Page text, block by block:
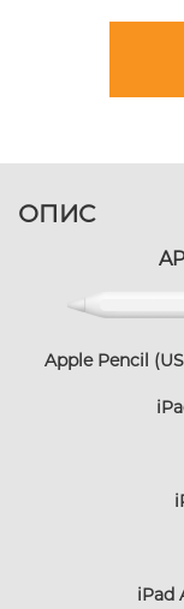
ОПИС
Apple Pencil
iPad